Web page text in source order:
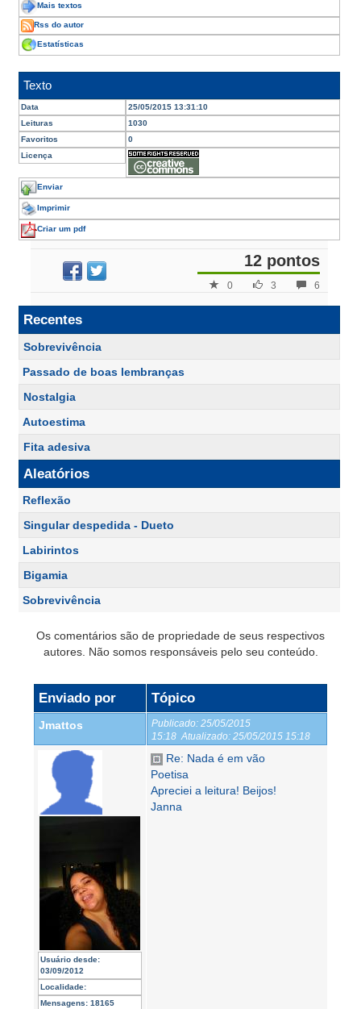
Mais textos
Rss do autor
Estatísticas
Texto
Data
25/05/2015 13:31:10
Leituras
1030
Favoritos
0
Licença
Enviar
Imprimir
Criar um pdf
12 pontos
6
3
0
Recentes
Sobrevivência
Passado de boas lembranças
Nostalgia
Autoestima
Fita adesiva
Aleatórios
Reflexão
Singular despedida - Dueto
Labirintos
Bigamia
Sobrevivência
Os comentários são de propriedade de seus respectivos
autores. Não somos responsáveis pelo seu conteúdo.
Enviado por Tópico
Jmattos Publicado: 25/05/2015
15:18 Atualizado: 25/05/2015 15:18
Usuário desde:
03/09/2012
Localidade:
Mensagens: 18165
Re: Nada é em vão
Poetisa
Apreciei a leitura! Beijos!
Janna